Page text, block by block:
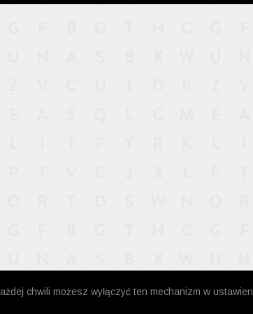
chwili możesz wyłączyć ten mechanizm w